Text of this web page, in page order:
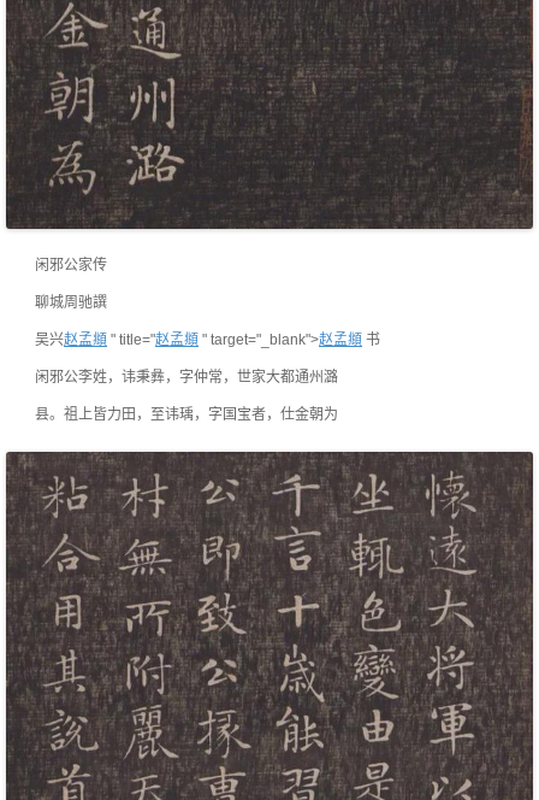
闲邪公家传
聊城周驰譔
吴兴赵孟頫 " title="赵孟頫 " target="_blank">赵孟頫 书
闲邪公李姓，讳秉彝，字仲常，世家大都通州潞
县。祖上皆力田，至讳瑀，字国宝者，仕金朝为